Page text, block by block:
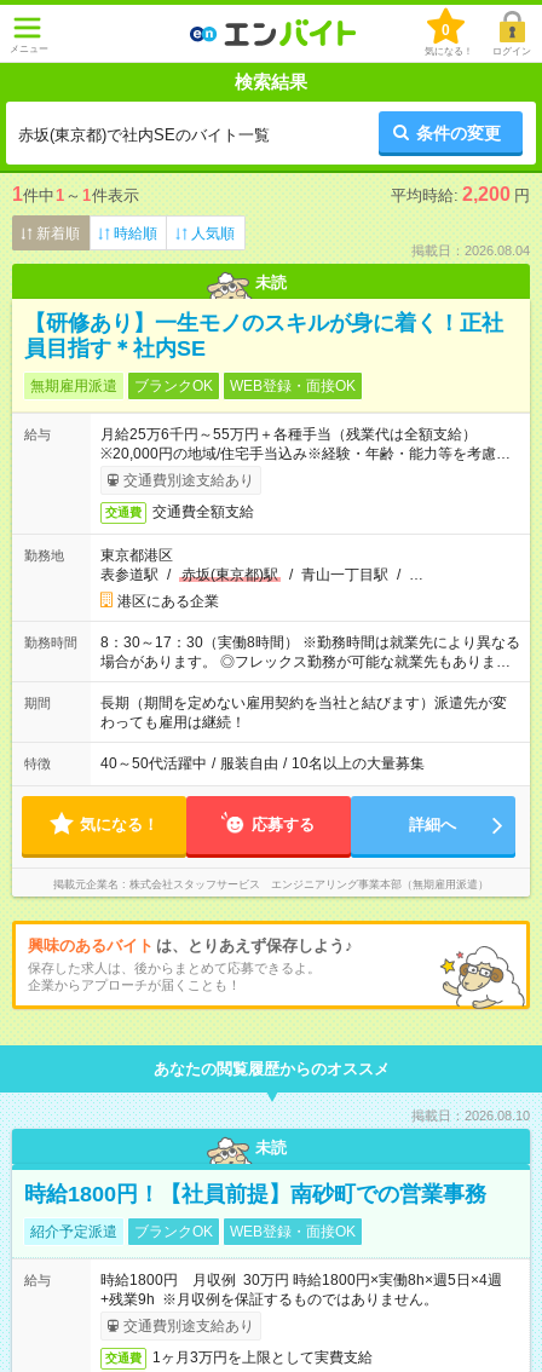
メニュー
0
気になる！ ログイン
検索結果
赤坂(東京都)で社内SEのバイト一覧 条件の変更
1件中1 ～ 1件表示 平均時給: 2,200 円
新着順 時給順 人気順
掲載日：2026.08.04
未読
【研修あり】一生モノのスキルが身に着く！正社
員目指す＊社内SE
無期雇用派遣 ブランクOK WEB登録・面接OK
給与
月給25万6千円～55万円＋各種手当（残業代は全額支給）
※20,000円の地域/住宅手当込み※経験・年齢・能力等を考慮し
て加給・優遇します。★同一就業先で1年以上継続したら月1万
円の継続手当支給
交通費別途支給あり
交通費 交通費全額支給
勤務地
東京都港区
表参道駅 / 赤坂(東京都)駅 / 青山一丁目駅 / …
港区にある企業
勤務時間
8：30～17：30（実働8時間） ※勤務時間は就業先により異なる
場合があります。 ◎フレックス勤務が可能な就業先もありま
す。 ◎今よりもさらに働きやすい環境をつくるべく、 働き方
改革に全社をあげて取り組んでいます。
期間
長期（期間を定めない雇用契約を当社と結びます）派遣先が変
わっても雇用は継続！
特徴 40～50代活躍中 / 服装自由 / 10名以上の大量募集
気になる！ 応募する 詳細へ
掲載元企業名 株式会社スタッフサービス エンジニアリング事業本部（無期雇用派遣）
興味のあるバイト は、とりあえず保存しよう♪
保存した求人は、後からまとめて応募できるよ。
企業からアプローチが届くことも！
あなたの閲覧履歴からのオススメ
掲載日：2026.08.10
未読
時給1800円！【社員前提】南砂町での営業事務
紹介予定派遣 ブランクOK WEB登録・面接OK
給与
時給1800円 月収例 30万円 時給1800円×実働8h×週5日×4週
+残業9h ※月収例を保証するものではありません。
交通費別途支給あり
交通費 1ヶ月3万円を上限として実費支給